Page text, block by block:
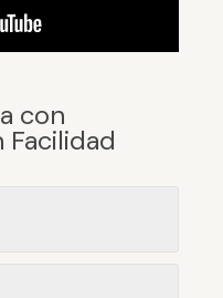
con
Facilidad